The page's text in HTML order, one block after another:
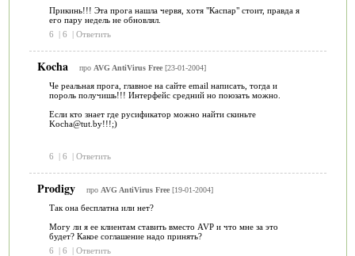
Прикинь!!! Эта прога нашла червя, хотя "Каспар" стоит, правда я
его пару недель не обновлял.
6
| 6 | Ответить
Kocha про AVG AntiVirus Free [23-01-2004]
Че реальная прога, главное на сайте email написать, тогда и
пороль получишь!!! Интерфейс средний но поюзать можно.
Если кто знает где русификатор можно найти скиньте
Kocha@tut.by!!!;)
6 | 6 | Ответить
Prodigy про AVG AntiVirus Free [19-01-2004]
Так она бесплатна или нет?
Могу ли я ее клиентам ставить вместо AVP и что мне за это
будет? Какое соглашение надо принять?
6
| 6 | Ответить